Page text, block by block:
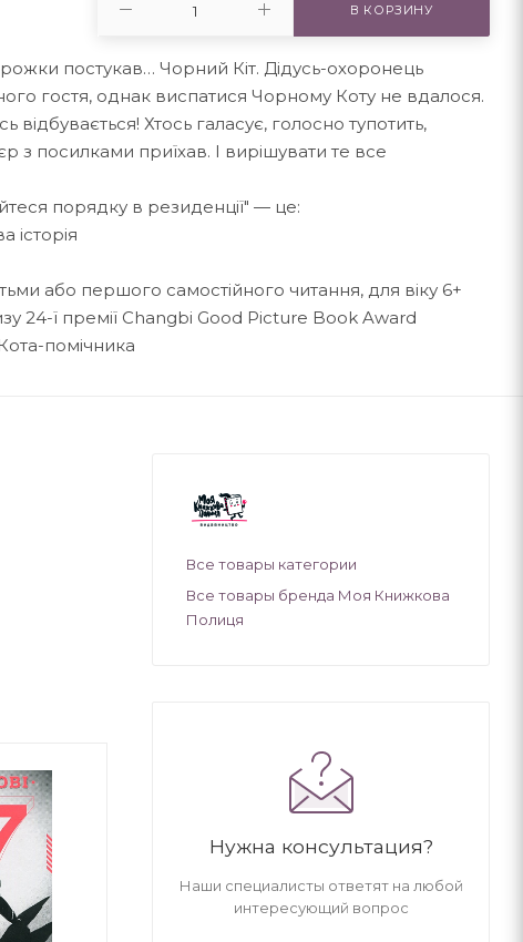
В КОРЗИНУ
постукав… Чорний Кіт. Дідусь-охоронець
гостя, однак виспатися Чорному Коту не вдалося.
Хтось галасує, голосно тупотить,
з посилками приїхав. І вирішувати те все
порядку в резиденції" — це:
історія
або першого самостійного читання, для віку 6+
24-ї премії Changbi Good Picture Book Award
помічника
Все товары категории
Все товары бренда Моя Книжкова
Полиця
Нужна консультация?
Наши специалисты ответят на любой
интересующий вопрос